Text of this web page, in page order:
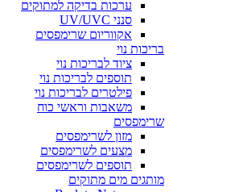
ערכות בדיקה למתוקים
סנני UV/UVC
אקווריום שרימפסים
בריכות נוי
ציוד לבריכות נוי
תוספים לבריכות נוי
פילטרים לבריכות נוי
משאבות וראשי כוח
שרימפסים
מזון לשרימפסים
מצעים לשרימפסים
תוספים לשרימפסים
מותגים מים מתוקים